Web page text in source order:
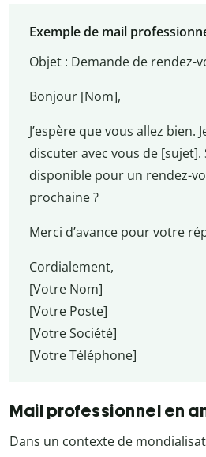
Exemple de mail
Objet : Demande de rendez-
Bonjour [Nom],
J’espère que vous allez bien.
discuter avec vous de [sujet].
disponible pour un rendez-
prochaine ?
Merci d’avance pour votre
Cordialement,
[Votre Nom]
[Votre Poste]
[Votre Société]
[Votre Téléphone]
Mail professionnel en
Dans un contexte de